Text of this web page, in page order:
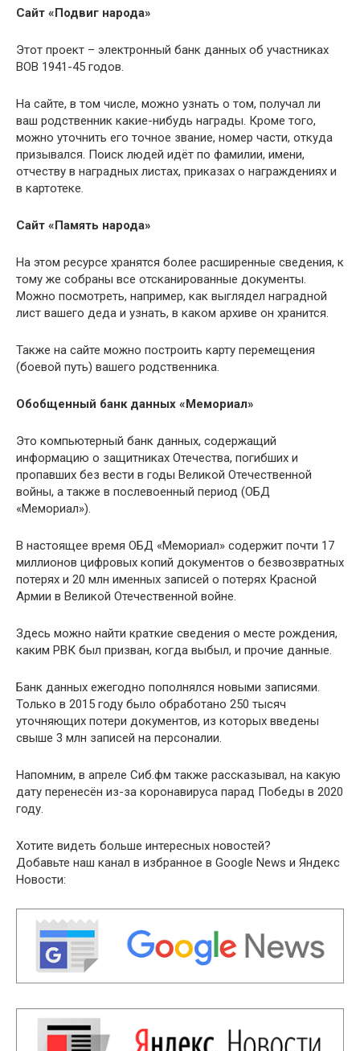
Сайт «Подвиг народа»
Этот проект – электронный банк данных об участниках
ВОВ 1941-45 годов.
На сайте, в том числе, можно узнать о том, получал ли
ваш родственник какие-нибудь награды. Кроме того,
можно уточнить его точное звание, номер части, откуда
призывался. Поиск людей идёт по фамилии, имени,
отчеству в наградных листах, приказах о награждениях и
в картотеке.
Сайт «Память народа»
На этом ресурсе хранятся более расширенные сведения, к
тому же собраны все отсканированные документы.
Можно посмотреть, например, как выглядел наградной
лист вашего деда и узнать, в каком архиве он хранится.
Также на сайте можно построить карту перемещения
(боевой путь) вашего родственника.
Обобщенный банк данных «Мемориал»
Это компьютерный банк данных, содержащий
информацию о защитниках Отечества, погибших и
пропавших без вести в годы Великой Отечественной
войны, а также в послевоенный период (ОБД
«Мемориал»).
В настоящее время ОБД «Мемориал» содержит почти 17
миллионов цифровых копий документов о безвозвратных
потерях и 20 млн именных записей о потерях Красной
Армии в Великой Отечественной войне.
Здесь можно найти краткие сведения о месте рождения,
каким РВК был призван, когда выбыл, и прочие данные.
Банк данных ежегодно пополнялся новыми записями.
Только в 2015 году было обработано 250 тысяч
уточняющих потери документов, из которых введены
свыше 3 млн записей на персоналии.
Напомним, в апреле Сиб.фм также рассказывал, на какую
дату перенесён из-за коронавируса парад Победы в 2020
году.
Хотите видеть больше интересных новостей?
Добавьте наш канал в избранное в Google News и Яндекс
Новости: